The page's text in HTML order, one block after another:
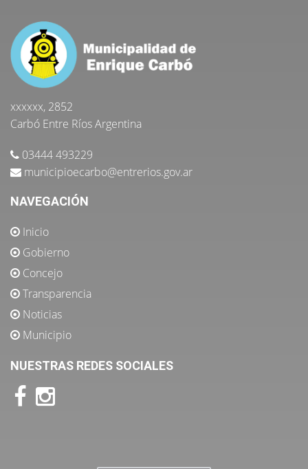
xxxxxx, 2852
Carbó Entre Ríos Argentina
03444 493229
municipioecarbo@entrerios.gov.ar
NAVEGACIÓN
Inicio
Gobierno
Concejo
Transparencia
Noticias
Municipio
NUESTRAS REDES SOCIALES